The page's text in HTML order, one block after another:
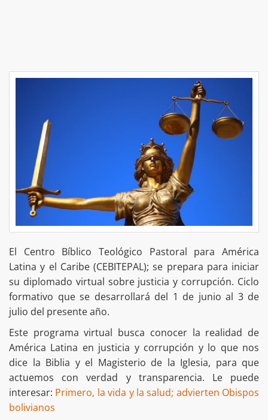
El Centro Bíblico Teológico Pastoral para América
Latina y el Caribe (CEBITEPAL); se prepara para iniciar
su diplomado virtual sobre justicia y corrupción. Ciclo
formativo que se desarrollará del 1 de junio al 3 de
julio del presente año.
Este programa virtual busca conocer la realidad de
América Latina en justicia y corrupción y lo que nos
dice la Biblia y el Magisterio de la Iglesia, para que
actuemos con verdad y transparencia. Le puede
interesar: Primero, la vida y la salud; advierten Obispos
bolivianos